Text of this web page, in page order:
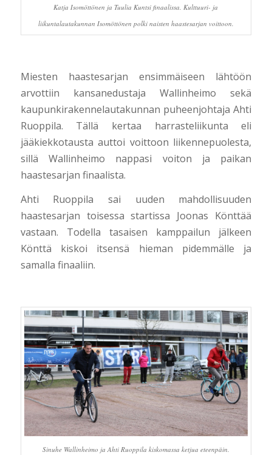
Katja Isomöttönen ja Tuulia Kuntsi finaalissa. Kulttuuri- ja
liikuntalautakunnan Isomöttönen polki naisten haastesarjan voittoon.
Miesten haastesarjan ensimmäiseen lähtöön
arvottiin kansanedustaja Wallinheimo sekä
kaupunkirakennelautakunnan puheenjohtaja Ahti
Ruoppila. Tällä kertaa harrasteliikunta eli
jääkiekkotausta auttoi voittoon liikennepuolesta,
sillä Wallinheimo nappasi voiton ja paikan
haastesarjan finaalista.
Ahti Ruoppila sai uuden mahdollisuuden
haastesarjan toisessa startissa Joonas Könttää
vastaan. Todella tasaisen kamppailun jälkeen
Könttä kiskoi itsensä hieman pidemmälle ja
samalla finaaliin.
Sinuhe Wallinheimo ja Ahti Ruoppila kiskomassa ketjua eteenpäin.